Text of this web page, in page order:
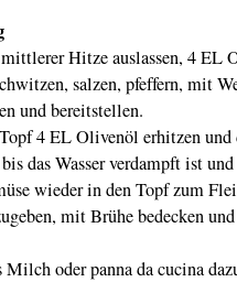
Hitze auslassen, 4 EL
salzen, pfeffern, mit
und bereitstellen.
4 EL Olivenöl erhitzen
das Wasser verdampft ist
wieder in den Topf zum
mit Brühe bedecken
Milch oder panna da cucina